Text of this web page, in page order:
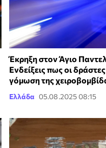
Έκρηξη στον Άγιο
Ενδείξεις πως οι
γόμωση της
Ελλάδα 05.08.2025 08:15